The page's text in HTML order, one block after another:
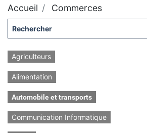
Accueil Commerces
Agriculteurs
Alimentation
Automobile et transports
Communication Informatique